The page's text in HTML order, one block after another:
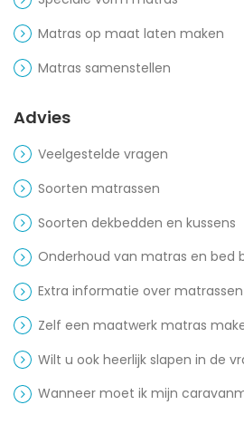
Matras op maat laten maken
Matras samenstellen
Advies
Veelgestelde vragen
Soorten matrassen
Soorten dekbedden en kussens
Onderhoud van matras en bed
Extra informatie over matrassen
Zelf een maatwerk matras
Wilt u ook heerlijk slapen in de
Wanneer moet ik mijn